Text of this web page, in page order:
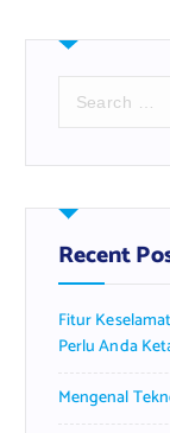
r
h
f
o
:
Recent
Fitur
Perlu Anda
Mengenal